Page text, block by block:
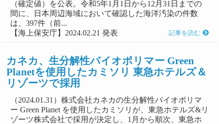
（確定値）を公表。令和5年1月1日から12月31日までの
間に、日本周辺海域において確認した海洋汚染の件数
は、397件（前...
【海上保安庁】2024.02.21 発表
記事を読む
カネカ、生分解性バイオポリマー Green
Planetを使用したカミソリ 東急ホテルズ＆
リゾーツで採用
（2024.01.31）株式会社カネカの生分解性バイオポリマ
ー Green Planet を使用したカミソリが、東急ホテルズ&リ
ゾーツ株式会社で採用が決定し、1月から順次、東急ホ